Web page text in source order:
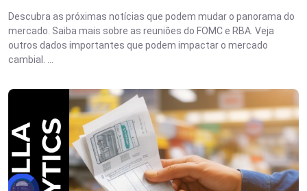
Descubra as próximas notícias que podem mudar o panorama do
mercado. Saiba mais sobre as reuniões do FOMC e RBA. Veja
outros dados importantes que podem impactar o mercado
cambial. ...